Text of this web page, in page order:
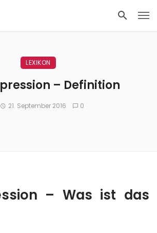
LEXIKON
– Definition
21. September 2016 0
– Was ist das